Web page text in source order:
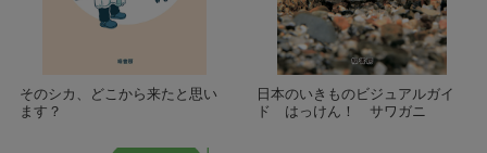
そのシカ、どこから来たと思い
ます？
日本のいきものビジュアルガイ
ド はっけん！ サワガニ